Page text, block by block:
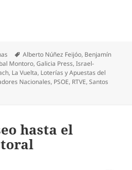
Etiquetas
Alberto Núñez Feijóo, Benjamín
Montoro,Galicia Press,Israel-
, La Vuelta, Loterías y Apuestas del
Nacionales, PSOE, RTVE,Santos
hasta el